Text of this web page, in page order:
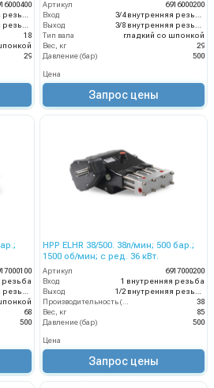
18
29
Артикул
6916000200
Вход
Выход
Тип вала
гладкий со шпонкой
Вес, кг
29
Давление (бар)
500
Цена
Запрос цены
резьба
68
500
HPP ELHR 38/500. 38л/мин; 500 бар.;
1500 об/мин; с ред. 36 кВт.
Артикул
6917000200
Вход
1 внутренняя резьба
Выход
38
Вес, кг
85
Давление (бар)
500
Цена
Запрос цены